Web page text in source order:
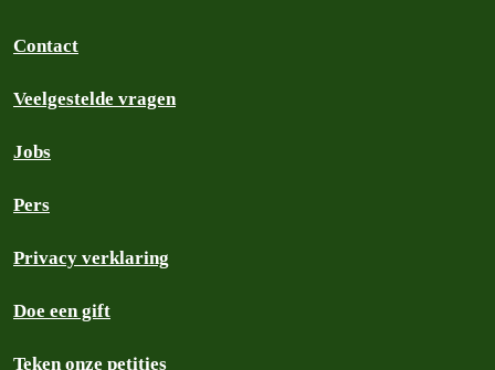
Contact
Veelgestelde vragen
Jobs
Pers
Privacy verklaring
Doe een gift
Teken onze petities